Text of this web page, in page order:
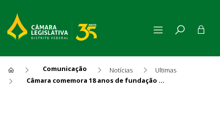
Comunicação Notícias
Ultimas
Câmara comemora 18 anos de fundação de Sobradinho II com sessão solene